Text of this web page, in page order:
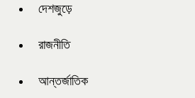
দেশজুড়ে
রাজনীতি
আন্তর্জাতিক